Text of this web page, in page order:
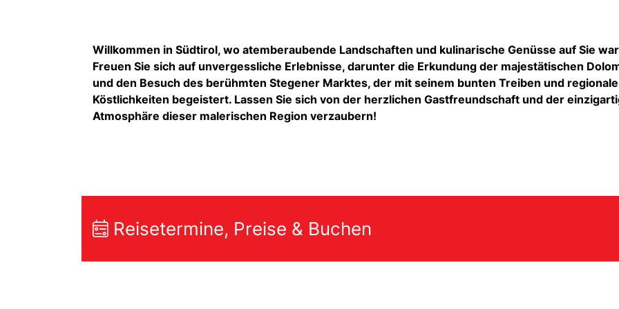
Willkommen in Südtirol, wo atemberaubende Landschaften und kulinarische Genüsse auf Sie
Freuen Sie sich auf unvergessliche Erlebnisse, darunter die Erkundung der majestätischen
und den Besuch des berühmten Stegener Marktes, der mit seinem bunten Treiben und
Köstlichkeiten begeistert. Lassen Sie sich von der herzlichen Gastfreundschaft und der
Atmosphäre dieser malerischen Region verzaubern!
Reisetermine, Preise & Buchen